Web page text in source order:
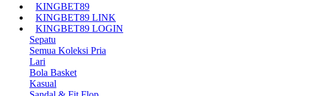
KINGBET89
KINGBET89 LINK
KINGBET89 LOGIN
Sepatu
Semua Koleksi Pria
Lari
Bola Basket
Kasual